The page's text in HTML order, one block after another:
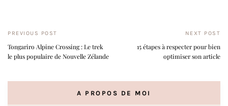
PREVIOUS POST
Tongariro Alpine Crossing : Le trek
le plus populaire de Nouvelle Zélande
NEXT POST
15 étapes à respecter pour bien
optimiser son article
A PROPOS DE MOI